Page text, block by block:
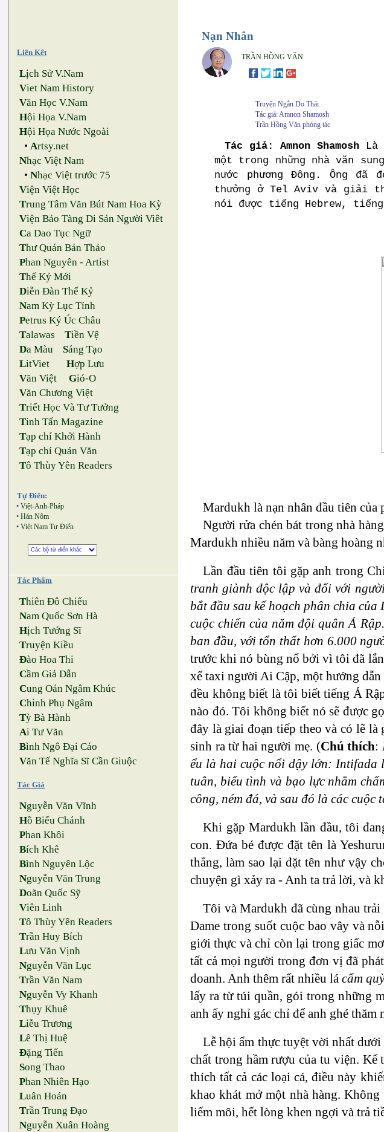
Liên Kết
Lịch Sử V.Nam
Viet Nam History
Văn Học V.Nam
Hội Họa V.Nam
Hội Họa Nước Ngoài
•Artsy.net
Nhạc Việt Nam
•Nhạc Việt trước 75
Viện Việt Học
Trung Tâm Văn Bút Nam Hoa Kỳ
Viện Bảo Tàng Di Sản Người Viêt
Ca Dao Tục Ngữ
Thư Quán Bản Thảo
Phan Nguyên - Artist
Thế Kỷ Mới
Diễn Đàn Thế Kỷ
Nam Kỳ Lục Tỉnh
Petrus Ký Úc Châu
Talawas Tiền Vệ
Da Màu Sáng Tạo
LitViet Hợp Lưu
Văn Việt Gió-O
Văn Chương Việt
Triết Học Và Tư Tưởng
Tinh Tấn Magazine
Tạp chí Khởi Hành
Tạp chí Quán Văn
Tô Thùy Yên Readers
Tự Điển:
• Việt-Anh-Pháp
• Hán Nôm
• Việt Nam Tự Điển
Tác Phẩm
Thiên Đô Chiếu
Nam Quốc Sơn Hà
Hịch Tướng Sĩ
Truyện Kiều
Đào Hoa Thi
Cầm Giả Dẫn
Cung Oán Ngâm Khúc
Chinh Phụ Ngâm
Tỳ Bà Hành
Ai Tư Vãn
Bình Ngô Đại Cáo
Văn Tế Nghĩa Sĩ Cần Giuộc
Tác Giả
Nguyễn Văn Vĩnh
Hồ Biểu Chánh
Phan Khôi
Bích Khê
Bình Nguyên Lộc
Nguyễn Văn Trung
Doãn Quốc Sỹ
Viên Linh
Tô Thùy Yên Readers
Trần Huy Bích
Lưu Văn Vịnh
Nguyễn Văn Lục
Trần Văn Nam
Nguyễn Vy Khanh
Thụy Khuê
Liễu Trương
Lê Thị Huệ
Đặng Tiến
Song Thao
Phan Nhiên Hạo
Luân Hoán
Trần Trung Đạo
Nguyễn Xuân Hoàng
Nạn Nhân
TRẦN HỒNG VĂN
Truyện Ngắn Do Thái
Tác giả: Amnon Shamosh
Trần Hồng Văn phóng tác
Tác giả: Amnon Shamosh Là
một trong những nhà văn
nước phương Đông. Ông
thưởng ở Tel Aviv và giải
nói được tiếng Hebrew,
Mardukh là nạn nhân đầu tiên
Người rửa chén bát trong nhà
Mardukh nhiều năm và bàng hoàng
Lần đầu tiên tôi gặp anh trong
tranh giành độc lập và đối với
bắt đầu sau kế hoạch phân chia
cuộc chiến của năm đội quân Ả
ban đầu, với tổn thất hơn 6.000
trước khi nó bùng nổ bởi vì tôi đã
xế taxi người Ai Cập, một hướng
đều không biết là tôi biết tiếng Ả
nào đó. Tôi không biết nó sẽ được
đây là giai đoạn tiếp theo và có lẽ
sinh ra từ hai người mẹ. (Chú thích:
ểu là hai cuộc nổi dậy lớn: Intifada
tuân, biểu tình và bạo lực nhằm
công, ném đá, và sau đó là các
Khi gặp Mardukh lần đầu, tôi
con. Đứa bé được đặt tên là
thẳng, làm sao lại đặt tên như vậy
chuyện gì xảy ra - Anh ta trả lời, và
Tôi và Mardukh đã cùng nhau
Dame trong suốt cuộc bao vây và
giới thực và chỉ còn lại trong giấc
tất cả mọi người trong đơn vị đã
doanh. Anh thêm rất nhiều lácẩm
lấy ra từ túi quần, gói trong những
anh ấy nghỉ gác chỉ để anh ghé
Lễ hội ẩm thực tuyệt vời nhất
chất trong hầm rượu của tu viện.
thích tất cả các loại cá, điều này
khao khát mở một nhà hàng.
liếm môi, hết lòng khen ngợi và trả